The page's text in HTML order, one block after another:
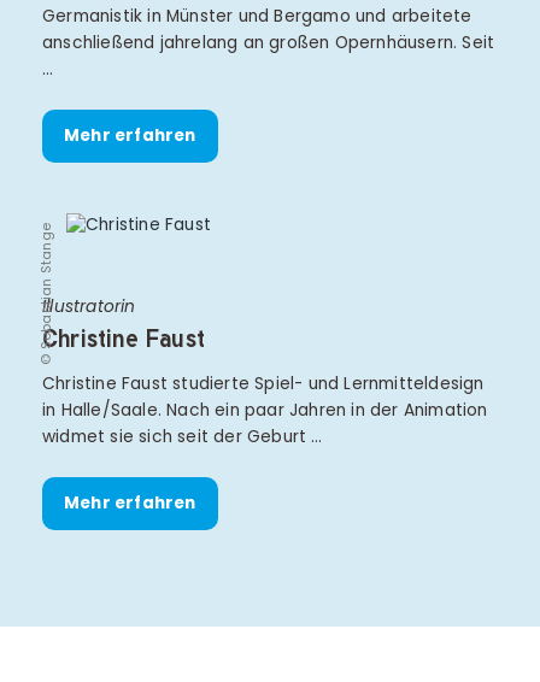
Germanistik in Münster und Bergamo und arbeitete
anschließend jahrelang an großen Opernhäusern. Seit
…
Mehr erfahren
© Sebastian Stange
Illustratorin
Christine Faust
Christine Faust studierte Spiel- und Lernmitteldesign
in Halle/Saale. Nach ein paar Jahren in der Animation
widmet sie sich seit der Geburt …
Mehr erfahren